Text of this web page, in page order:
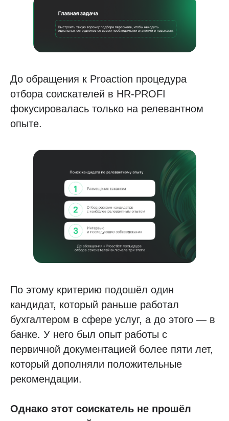
До обращения к Proaction процедура
отбора соискателей в HR-PROFI
фокусировалась только на релевантном
опыте.
По этому критерию подошёл один
кандидат, который раньше работал
бухгалтером в сфере услуг, а до этого — в
банке. У него был опыт работы с
первичной документацией более пяти лет,
который дополняли положительные
рекомендации.
Однако этот соискатель не прошёл